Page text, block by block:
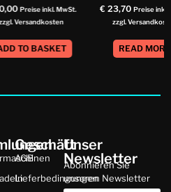
Preise inkl. MwSt.
Versandkosten
TO BASKET
€ 23,70 Preise inkl.
zzgl.
READ MORE
Geschäft
AGB
Lieferbedingungen
Unser
Newsletter
Abonnieren Sie
unseren Newsletter